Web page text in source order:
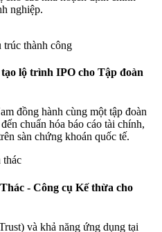
nghiệp.
lộ trình IPO cho Tập đoàn
đồng hành cùng một tập đoàn
chuẩn hóa báo cáo tài chính,
sàn chứng khoán quốc tế.
- Công cụ Kế thừa cho
và khả năng ứng dụng tại